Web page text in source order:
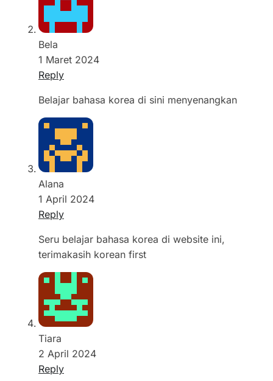
Bela
1 Maret 2024
Reply
Belajar bahasa korea di sini menyenangkan
Alana
1 April 2024
Reply
Seru belajar bahasa korea di website ini,
terimakasih korean first
Tiara
2 April 2024
Reply